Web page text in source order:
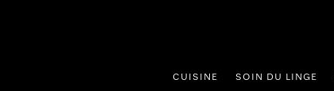
CUISINE SOIN DU LINGE